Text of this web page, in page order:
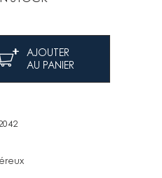
AJOUTER
AU PANIER